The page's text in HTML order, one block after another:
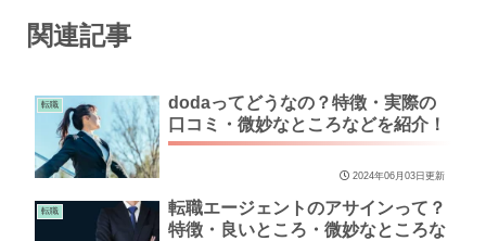
関連記事
転職
dodaってどうなの？特徴・実際の
口コミ・微妙なところなどを紹介！
2024年06月03日更新
転職
転職エージェントのアサインって？
特徴・良いところ・微妙なところな